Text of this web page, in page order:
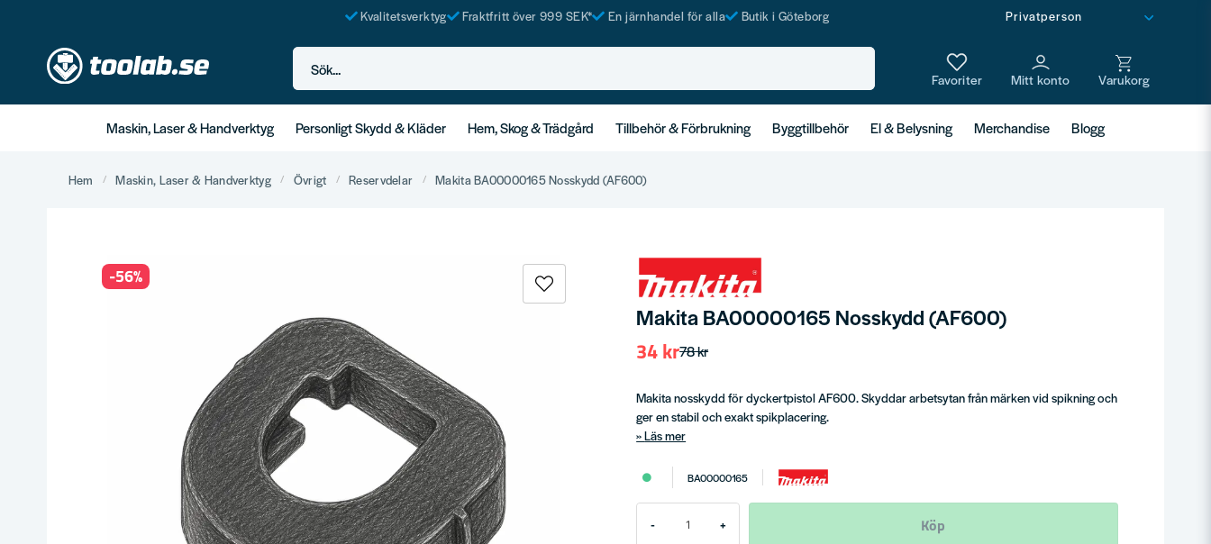
Kvalitetsverktyg Fraktfritt över 999 SEK* En järnhandel för alla Butik i Göteborg
Sök...
Maskin, Laser & Handverktyg Personligt Skydd & Kläder Hem, Skog & Trädgård Tillbehör & Förbrukning Byggtillbehör El & Belysning Merchandise Blogg
Hem Maskin, Laser & Handverktyg Övrigt Reservdelar Makita BA00000165 Nosskydd (AF600)
-56%
Makita BA00000165 Nosskydd (AF600)
78 kr
34 kr
Makita nosskydd för dyckertpistol AF600. Skyddar arbetsytan från märken vid spikning och
ger en stabil och exakt spikplacering.
Läs mer
BA00000165
- + Köp